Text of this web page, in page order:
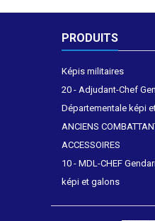
PRODUITS
Képis militaires
20 - Adjudant-Chef
Départementale képi
ANCIENS
ACCESSOIRES
10 - MDL-CHEF
képi et galons